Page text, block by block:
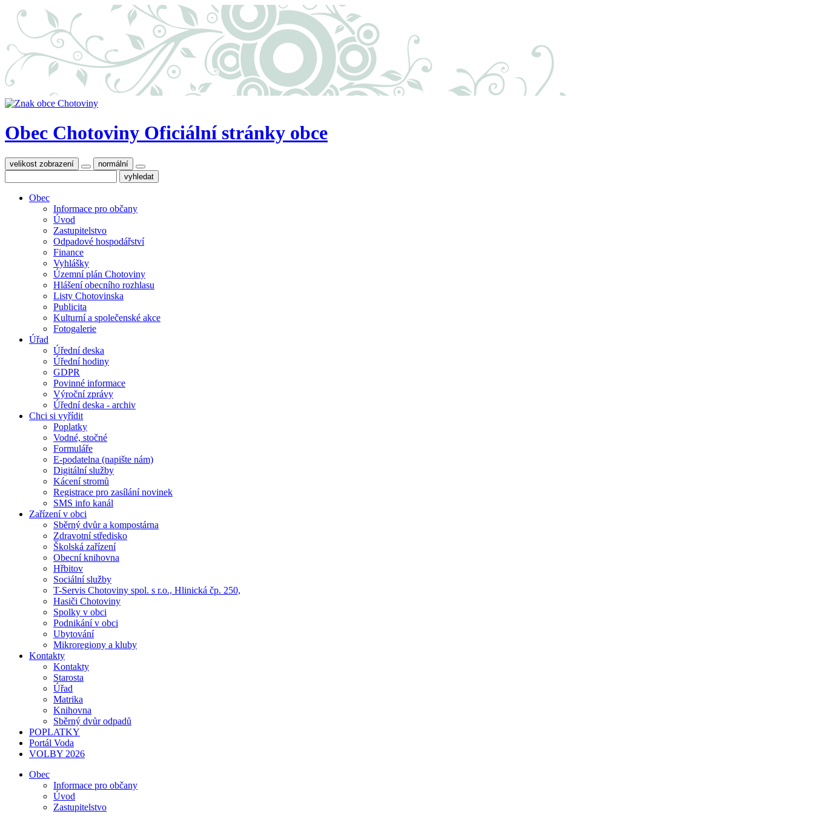
Obec Chotoviny Oficiální stránky obce
velikost zobrazení normální
Obec
Informace pro občany
Úvod
Zastupitelstvo
Odpadové hospodářství
Finance
Vyhlášky
Územní plán Chotoviny
Hlášení obecního rozhlasu
Listy Chotovinska
Publicita
Kulturní a společenské akce
Fotogalerie
Úřad
Úřední deska
Úřední hodiny
GDPR
Povinné informace
Výroční zprávy
Úřední deska - archiv
Chci si vyřídit
Poplatky
Vodné, stočné
Formuláře
E-podatelna (napište nám)
Digitální služby
Kácení stromů
Registrace pro zasílání novinek
SMS info kanál
Zařízení v obci
Sběrný dvůr a kompostárna
Zdravotní středisko
Školská zařízení
Obecní knihovna
Hřbitov
Sociální služby
T-Servis Chotoviny spol. s r.o., Hlinická čp. 250,
Hasiči Chotoviny
Spolky v obci
Podnikání v obci
Ubytování
Mikroregiony a kluby
Kontakty
Kontakty
Starosta
Úřad
Matrika
Knihovna
Sběrný dvůr odpadů
POPLATKY
Portál Voda
VOLBY 2026
Obec
Informace pro občany
Úvod
Zastupitelstvo